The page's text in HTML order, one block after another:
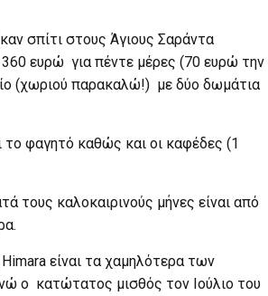
σπίτι στους Άγιους Σαράντα
ευρώ για πέντε μέρες (70 ευρώ την
(χωριού παρακαλώ!) με δύο δωμάτια
το φαγητό καθώς και οι καφέδες (1
τους καλοκαιρινούς μήνες είναι από
είναι τα χαμηλότερα των
ο κατώτατος μισθός τον Ιούλιο του